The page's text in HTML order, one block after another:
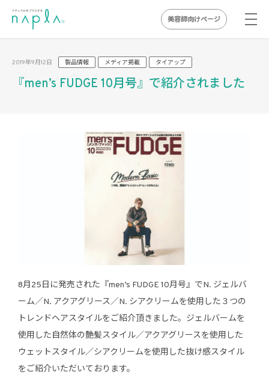
content
美容師向けページ
2019年9月12日 製品情報 メディア掲載 タイアップ
『men’s FUDGE 10月号』で紹介されました
8月25日に発売された『men’s FUDGE 10月号』でN. ジェルバ
ーム／N. アクアグリース／N. シアクリームを使用した３つの
トレンドヘアスタイルをご紹介頂きました。ジェルバームを
使用した自然体の艶髪スタイル／アクアグリースを使用した
ウェットスタイル／シアクリームを使用した抜け感スタイル
をご紹介いただいております。